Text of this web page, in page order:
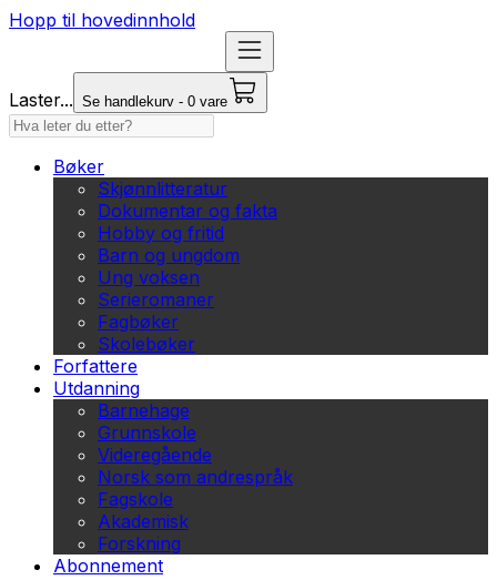
Hopp til hovedinnhold
Laster... Se handlekurv - 0 vare
Bøker
Skjønnlitteratur
Dokumentar og fakta
Hobby og fritid
Barn og ungdom
Ung voksen
Serieromaner
Fagbøker
Skolebøker
Forfattere
Utdanning
Barnehage
Grunnskole
Videregående
Norsk som andrespråk
Fagskole
Akademisk
Forskning
Abonnement